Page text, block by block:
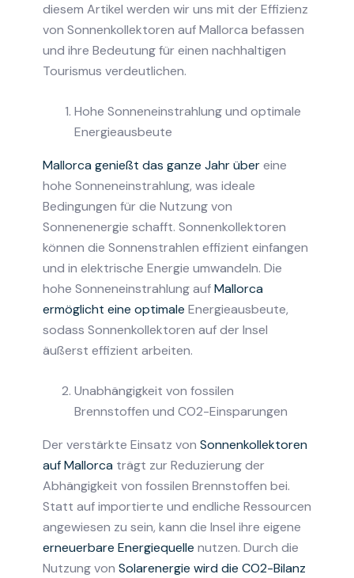
diesem Artikel werden wir uns mit der Effizienz
von Sonnenkollektoren auf Mallorca befassen
und ihre Bedeutung für einen nachhaltigen
Tourismus verdeutlichen.
Hohe Sonneneinstrahlung und optimale
Energieausbeute
Mallorca genießt das ganze Jahr übereine
hohe Sonneneinstrahlung, was ideale
Bedingungen für die Nutzung von
Sonnenenergie schafft. Sonnenkollektoren
können die Sonnenstrahlen effizient einfangen
und in elektrische Energie umwandeln. Die
hohe Sonneneinstrahlung aufMallorca
ermöglicht eine optimale Energieausbeute,
sodass Sonnenkollektoren auf der Insel
äußerst effizient arbeiten.
Unabhängigkeit von fossilen
Brennstoffen und CO2-Einsparungen
Der verstärkte Einsatz von Sonnenkollektoren
auf Mallorca trägt zur Reduzierung der
Abhängigkeit von fossilen Brennstoffen bei.
Statt auf importierte und endliche Ressourcen
angewiesen zu sein, kann die Insel ihre eigene
erneuerbare Energiequelle nutzen. Durch die
Nutzung von Solarenergie wird die CO2-Bilanz